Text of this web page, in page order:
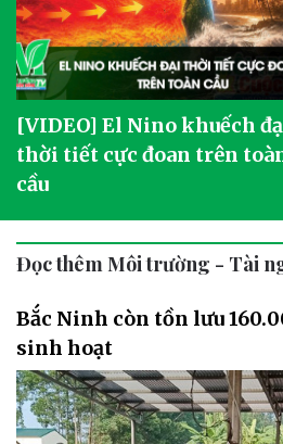
[VIDEO] El Nino khuếch
thời tiết cực đoan trên
cầu
Đọc thêm Môi trường - Tài
Bắc Ninh còn tồn lưu
sinh hoạt